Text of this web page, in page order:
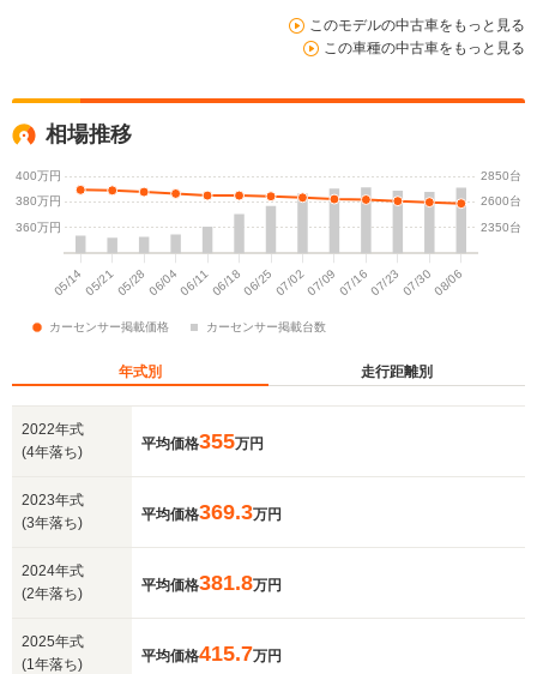
このモデルの中古車をもっと見る
この車種の中古車をもっと見る
相場推移
年式別 走行距離別
2022年式
(4年落ち)
平均価格355万円
2023年式
(3年落ち)
平均価格369.3万円
2024年式
(2年落ち)
平均価格381.8万円
2025年式
(1年落ち)
平均価格415.7万円